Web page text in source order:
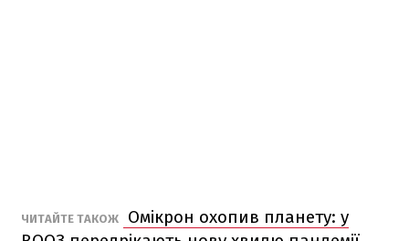
ЧИТАЙТЕ ТАКОЖ
Омікрон охопив планету: у